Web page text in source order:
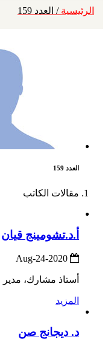
الرئيسية / العدد 159
العدد 159
مقالات الكاتب
أ.د.تشومينج قيان
أستاذ مشارك،
المزيد
د. ديجانج صن